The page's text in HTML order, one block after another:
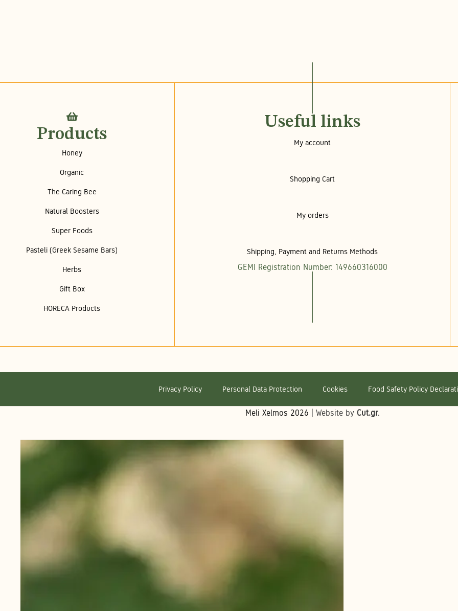
Products
Honey
Organic
The Caring Bee
Natural Boosters
Super Foods
Pasteli (Greek Sesame Bars)
Herbs
Gift Box
HORECA Products
Useful links
My account
Shopping Cart
My orders
Shipping, Payment and Returns Methods
GEMI Registration Number: 149660316000
Privacy Policy Personal Data Protection Cookies Food Safety Policy
Meli Xelmos 2026 | Website by Cut.gr.